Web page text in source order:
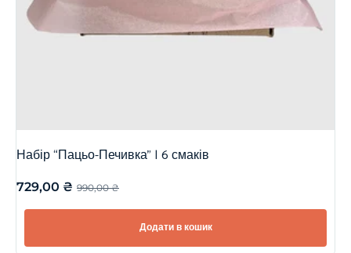
Набір “Пацьо-Печивка” | 6 смаків
990,00₴
729,00 ₴
Додати в кошик